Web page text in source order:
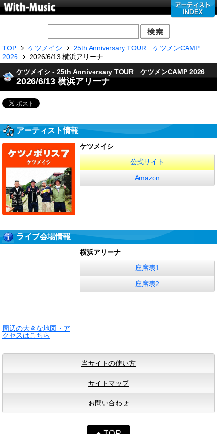
TOP ケツメイシ
25th Anniversary TOUR ケツメンCAMP
2026
2026/6/13 横浜アリーナ
ケツメイシ - 25th Anniversary TOUR ケツメンCAMP 2026
2026/6/13 横浜アリーナ
アーティスト情報
ケツメイシ
公式サイト
Amazon
ライブ会場情報
周辺の大きな地図・ア
クセスはこちら
横浜アリーナ
座席表1
座席表2
当サイトの使い方
サイトマップ
お問い合わせ